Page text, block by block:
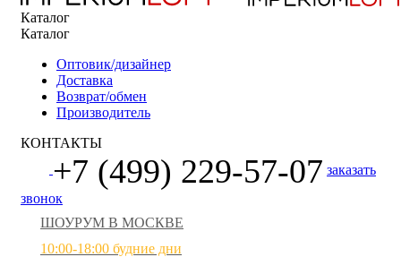
Каталог
Каталог
Оптовик/дизайнер
Доставка
Возврат/обмен
Производитель
КОНТАКТЫ
+7 (499) 229-57-07 заказать
звонок
ШОУРУМ В МОСКВЕ
10:00-18:00 будние дни